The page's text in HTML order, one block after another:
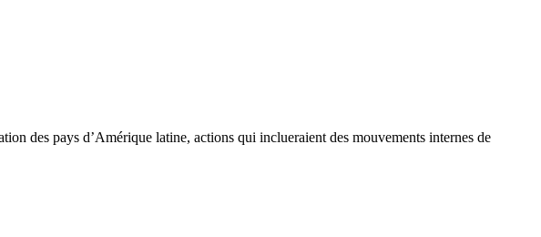
des pays d’Amérique latine, actions qui inclueraient des mouvements internes de